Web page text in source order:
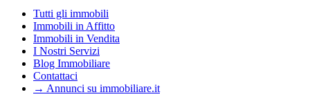
Tutti gli immobili
Immobili in Affitto
Immobili in Vendita
I Nostri Servizi
Blog Immobiliare
Contattaci
→ Annunci su immobiliare.it